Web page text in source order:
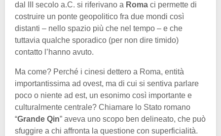
dal III secolo a.C. si riferivano a Roma ci permette di
costruire un ponte geopolitico fra due mondi così
distanti – nello spazio più che nel tempo – e che
tuttavia qualche sporadico (per non dire timido)
contatto l’hanno avuto.
Ma come? Perché i cinesi dettero a Roma, entità
importantissima ad ovest, ma di cui si sentiva parlare
poco o niente ad est, un esonimo così importante e
culturalmente centrale? Chiamare lo Stato romano
“Grande Qin” aveva uno scopo ben delineato, che può
sfuggire a chi affronta la questione con superficialità.